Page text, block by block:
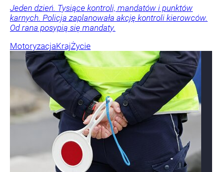
Jeden dzień. Tysiące kontroli, mandatów i punktów
karnych. Policja zaplanowała akcję kontroli kierowców.
Od rana posypią się mandaty.
MotoryzacjaKrajŻycie